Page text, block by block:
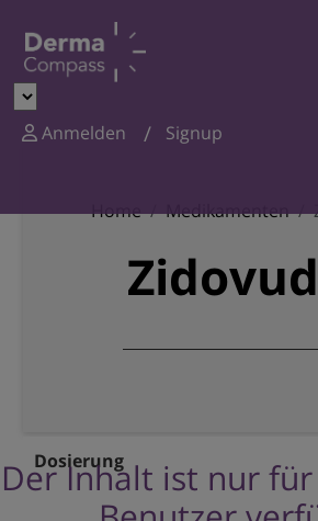
Anmelden Signup
Home Medikamenten
Der Inhalt ist nur
Dosierung